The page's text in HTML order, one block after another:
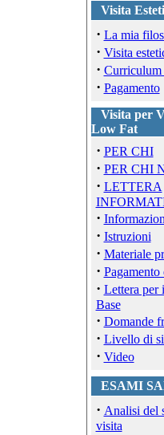
Visita
· La mia
· Visita
· Curriculum
· Pagamento
Visita per
Low Fat
· PER CHI
· PER CHI
· LETTERA
·
· Istruzioni
· Materiale
· Pagamento
· Lettera per
Base
· Domande
· Livello di
· Video
ESAMI
· Analisi del
visita